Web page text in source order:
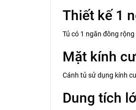
Thiết kế 1
Tủ có 1 ngăn đông
Mặt kính
Cánh tủ sử dụng kính
Dung tích